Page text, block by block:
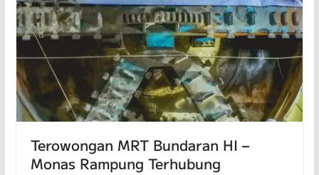
Terowongan MRT Bundaran HI –
Monas Rampung Terhubung